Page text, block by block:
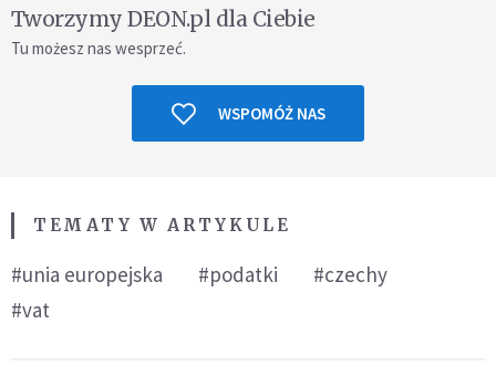
Tworzymy DEON.pl dla Ciebie
Tu możesz nas wesprzeć.
WSPOMÓŻ NAS
TEMATY W ARTYKULE
#unia europejska #podatki
#czechy
#vat